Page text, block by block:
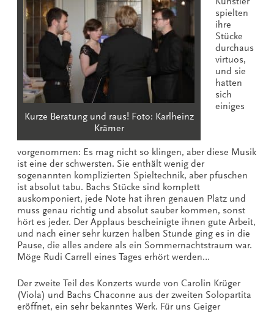
Kurze Beratung und raus! Foto: Karlheinz
Krämer
spielten
ihre
Stücke
durchaus
virtuos,
und sie
hatten
sich
einiges
vorgenommen: Es mag nicht so klingen, aber diese Musik
ist eine der schwersten. Sie enthält wenig der
sogenannten komplizierten Spieltechnik, aber pfuschen
ist absolut tabu. Bachs Stücke sind komplett
auskomponiert, jede Note hat ihren genauen Platz und
muss genau richtig und absolut sauber kommen, sonst
hört es jeder. Der Applaus bescheinigte ihnen gute Arbeit,
und nach einer sehr kurzen halben Stunde ging es in die
Pause, die alles andere als ein Sommernachtstraum war.
Möge Rudi Carrell eines Tages erhört werden…
Der zweite Teil des Konzerts wurde von Carolin Krüger
(Viola) und Bachs Chaconne aus der zweiten Solopartita
eröffnet, ein sehr bekanntes Werk. Für uns Geiger